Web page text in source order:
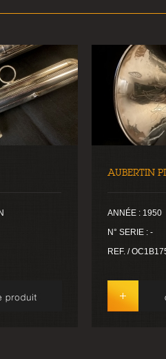
AUBERTIN
ANNÉE : 1950
N° SERIE : -
REF. /